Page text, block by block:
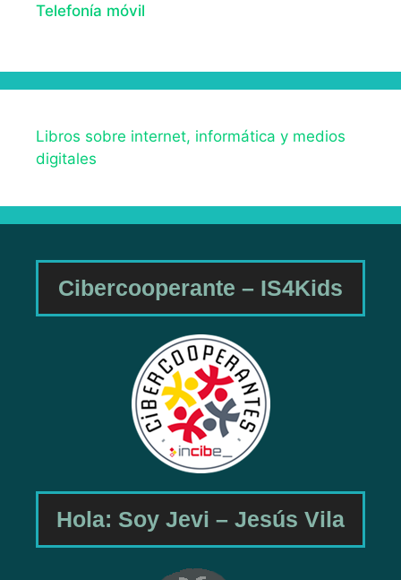
Telefonía móvil
Libros sobre internet, informática y medios
digitales
Cibercooperante – IS4Kids
Hola: Soy Jevi – Jesús Vila